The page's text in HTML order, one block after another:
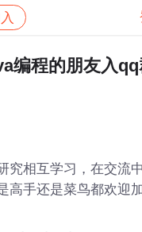
帖子详情
编程的朋友入
究相互学习，在交流
高手还是菜鸟都欢迎